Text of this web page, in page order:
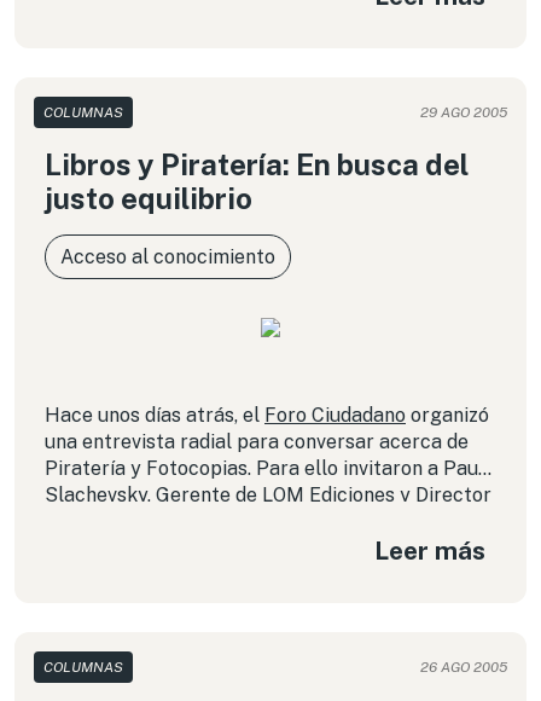
COLUMNAS 29 AGO 2005
Libros y Piratería: En busca del
justo equilibrio
Acceso al conocimiento
Hace unos días atrás, el Foro Ciudadano organizó
una entrevista radial para conversar acerca de
Piratería y Fotocopias. Para ello invitaron a Paulo
Slachevsky, Gerente de LOM Ediciones y Director
de la Coalición Chilena por la Diversidad Cultural;
Derechos Digitales
Leer más
COLUMNAS 26 AGO 2005